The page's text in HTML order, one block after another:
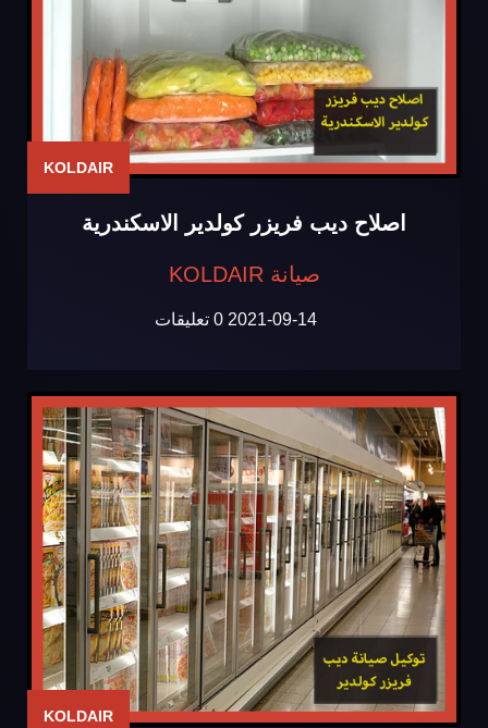
KOLDAIR
اصلاح ديب فريزر كولدير الاسكندرية
صيانة KOLDAIR
2021-09-14 0 تعليقات
KOLDAIR